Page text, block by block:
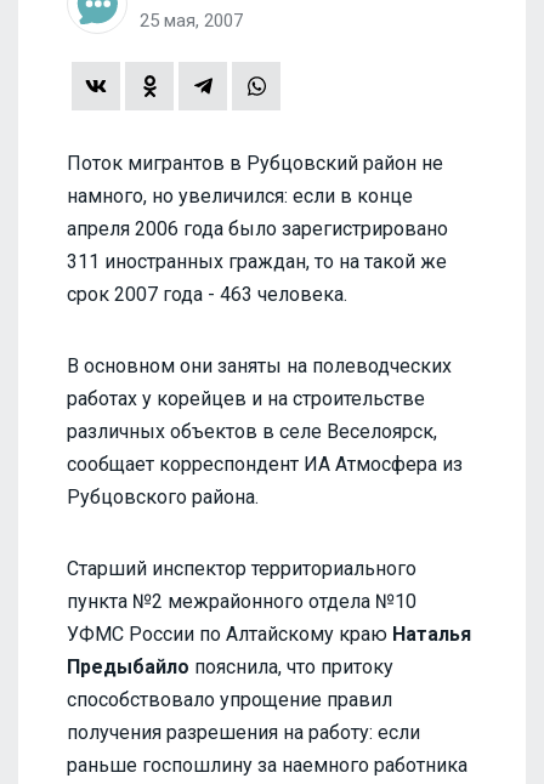
25 мая, 2007
Поток мигрантов в Рубцовский район не
намного, но увеличился: если в конце
апреля 2006 года было зарегистрировано
311 иностранных граждан, то на такой же
срок 2007 года - 463 человека.
В основном они заняты на полеводческих
работах у корейцев и на строительстве
различных объектов в селе Веселоярск,
сообщает корреспондент ИА Атмосфера из
Рубцовского района.
Старший инспектор территориального
пункта №2 межрайонного отдела №10
УФМС России по Алтайскому краю Наталья
Предыбайло пояснила, что притоку
способствовало упрощение правил
получения разрешения на работу: если
раньше госпошлину за наемного работника